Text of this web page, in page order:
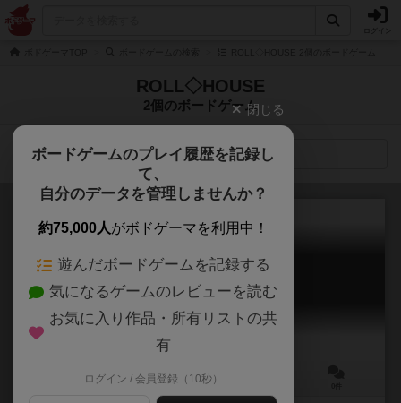
ROLL◇HOUSE
2個のボードゲーム
検索メニュー
あいぷろ
Idol Produce CardGame
20～40分
閉じる
ボードゲームのプレイ履歴を記録し
て、
自分のデータを管理しませんか？
約75,000人がボドゲーマを利用中！
遊んだボードゲームを記録する
気になるゲームのレビューを読む
お気に入り作品・所有リストの共
有
ログイン / 会員登録（10秒）